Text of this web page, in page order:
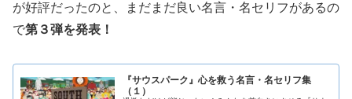
が好評だったのと、まだまだ良い名言・名セリフがあるの
で第３弾を発表！
『サウスパーク』心を救う名言・名セリフ集
（１）